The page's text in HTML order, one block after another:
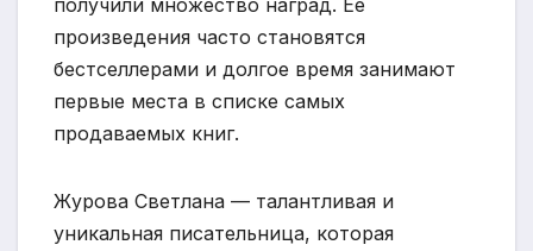
произведения часто становятся
бестселлерами и долгое время занимают
первые места в списке самых
продаваемых книг.
Журова Светлана — талантливая и
уникальная писательница, которая